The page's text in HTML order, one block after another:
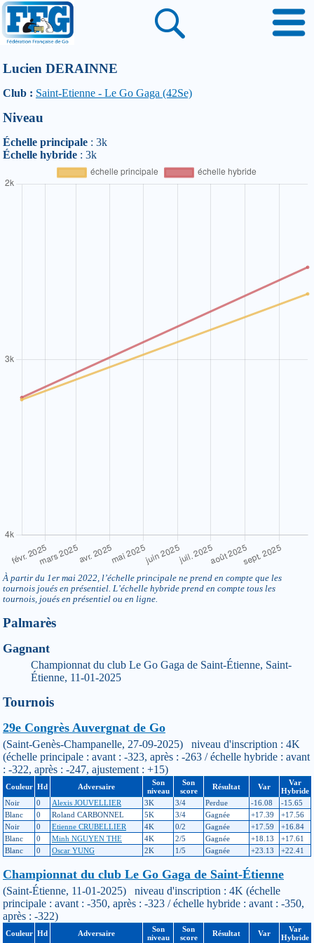
Lucien DERAINNE
Club : Saint-Etienne - Le Go Gaga (42Se)
Niveau
Échelle principale : 3k
Échelle hybride : 3k
À partir du 1er mai 2022, l’échelle principale ne prend en compte que les
tournois joués en présentiel. L’échelle hybride prend en compte tous les
tournois, joués en présentiel ou en ligne.
Palmarès
Gagnant
Championnat du club Le Go Gaga de Saint-Étienne, Saint-
Étienne, 11-01-2025
Tournois
29e Congrès Auvergnat de Go
(Saint-Genès-Champanelle, 27-09-2025) niveau d'inscription : 4K
(échelle principale : avant : -323, après : -263 / échelle hybride : avant
: -322, après : -247, ajustement : +15)
Couleur Hd Adversaire
Son
niveau
Son
score
Résultat Var
Var
Hybride
Noir
0 Alexis JOUVELLIER 3K 3/4 Perdue -16.08
-15.65
Blanc
0 Roland CARBONNEL 5K 3/4 Gagnée +17.39
+17.56
Noir
0 Etienne CRUBELLIER 4K 0/2 Gagnée +17.59
+16.84
Blanc
0 Minh NGUYEN THE 4K 2/5 Gagnée +18.13
+17.61
Blanc
0 Oscar YUNG 2K 1/5 Gagnée +23.13 +22.41
Championnat du club Le Go Gaga de Saint-Étienne
(Saint-Étienne, 11-01-2025) niveau d'inscription : 4K (échelle
principale : avant : -350, après : -323 / échelle hybride : avant : -350,
après : -322)
Couleur Hd Adversaire
Son
niveau
Son
score
Résultat Var
Var
Hybride